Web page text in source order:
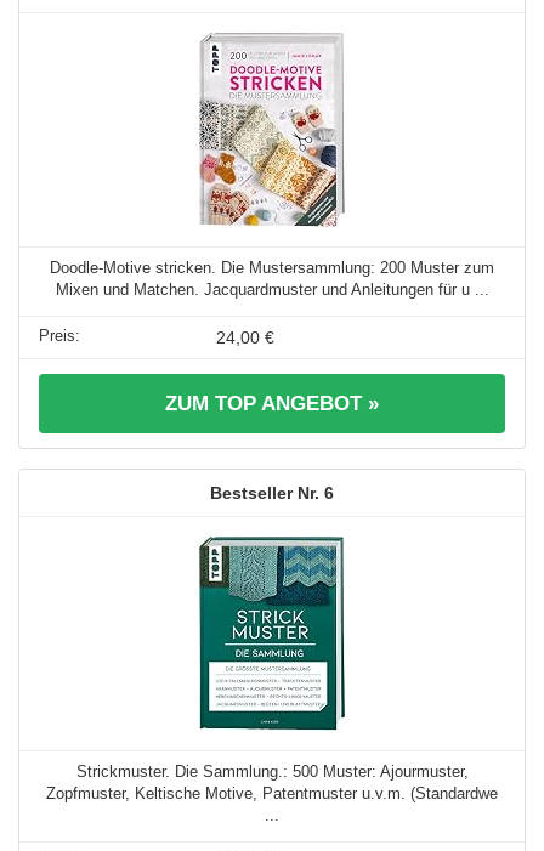
Doodle-Motive stricken. Die Mustersammlung: 200 Muster zum
Mixen und Matchen. Jacquardmuster und Anleitungen für u ...
24,00 €
ZUM TOP ANGEBOT »
6
Strickmuster. Die Sammlung.: 500 Muster: Ajourmuster,
Zopfmuster, Keltische Motive, Patentmuster u.v.m. (Standardwe